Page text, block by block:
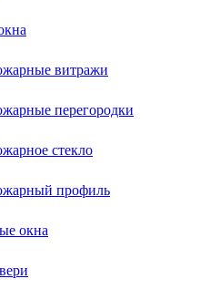
витражи
перегородки
стекло
профиль
окна